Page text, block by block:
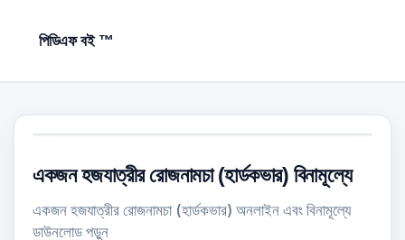
পিডিএফ বই ™
একজন হজযাত্রীর রোজনামচা (হার্ডকভার) বিনামূল্যে
একজন হজযাত্রীর রোজনামচা (হার্ডকভার) অনলাইন এবং বিনামূল্যে
ডাউনলোড পড়ুন